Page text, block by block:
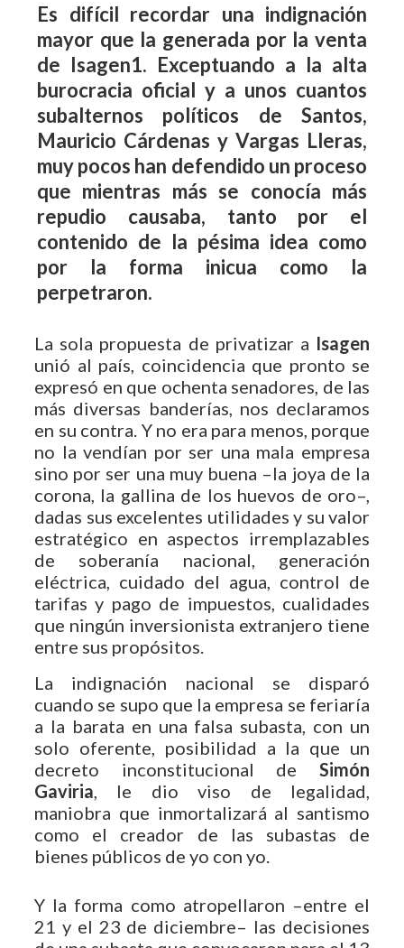
Es difícil recordar una indignación
mayor que la generada por la venta
de Isagen1. Exceptuando a la alta
burocracia oficial y a unos cuantos
subalternos políticos de Santos,
Mauricio Cárdenas y Vargas Lleras,
muy pocos han defendido un proceso
que mientras más se conocía más
repudio causaba, tanto por el
contenido de la pésima idea como
por la forma inicua como la
perpetraron.
La sola propuesta de privatizar a Isagen
unió al país, coincidencia que pronto se
expresó en que ochenta senadores, de las
más diversas banderías, nos declaramos
en su contra. Y no era para menos, porque
no la vendían por ser una mala empresa
sino por ser una muy buena –la joya de la
corona, la gallina de los huevos de oro–,
dadas sus excelentes utilidades y su valor
estratégico en aspectos irremplazables
de soberanía nacional, generación
eléctrica, cuidado del agua, control de
tarifas y pago de impuestos, cualidades
que ningún inversionista extranjero tiene
entre sus propósitos.
La indignación nacional se disparó
cuando se supo que la empresa se feriaría
a la barata en una falsa subasta, con un
solo oferente, posibilidad a la que un
decreto inconstitucional de Simón
Gaviria , le dio viso de legalidad,
maniobra que inmortalizará al santismo
como el creador de las subastas de
bienes públicos de yo con yo.
Y la forma como atropellaron –entre el
21 y el 23 de diciembre– las decisiones